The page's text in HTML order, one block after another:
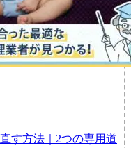
す方法｜2つの専用道